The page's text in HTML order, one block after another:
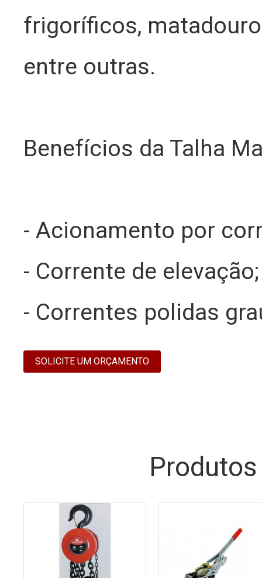
frigoríficos,
entre outras.
Benefícios da Talha
- Acionamento por
- Corrente de elevação;
- Correntes polidas
SOLICITE UM ORÇAMENTO
Produtos